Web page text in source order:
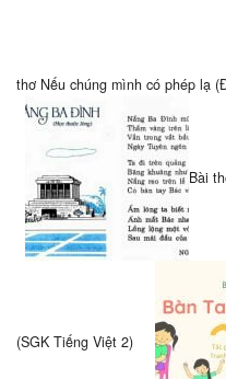
thơ Nếu chúng mình có phép lạ
Bài
(SGK Tiếng Việt 2)